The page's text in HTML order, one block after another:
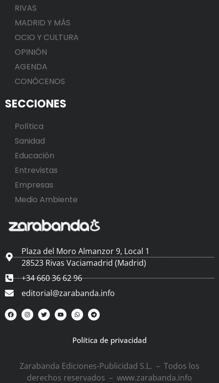
RIVAS
MADRID Y MÁS
OCIO Y CULTURA
OPINIÓN
AGENDA
CONÓCENOS
SECCIONES
Política
Sanidad
Educación
Entrevistas
Empresas
Medio Ambiente
Plaza del Moro Almanzor 9, Local 1
28523 Rivas Vaciamadrid (Madrid)
+34 660 36 62 96
editorial@zarabanda.info
Política de privacidad
Zarabanda Ediciones-Publicidad S.L. – Todos los
derechos reservados – www.zarabanda.info